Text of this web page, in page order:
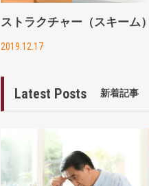
ストラクチャー（スキーム
2019.12.17
Latest Posts 新着記事